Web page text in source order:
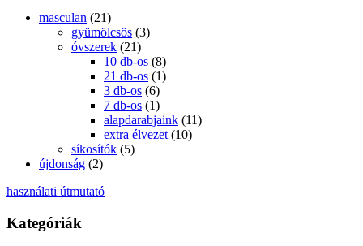
masculan (21)
gyümölcsös (3)
óvszerek (21)
10 db-os (8)
21 db-os (1)
3 db-os (6)
7 db-os (1)
alapdarabjaink (11)
extra élvezet (10)
síkosítók (5)
újdonság (2)
használati útmutató
Kategóriák